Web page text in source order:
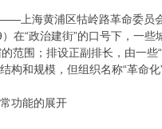
海黄浦区牯岭路革命委员
在“政治建街”的口号下，一
范围；排设正副排长，由一
和规模，但组织名称“革命
功能的展开